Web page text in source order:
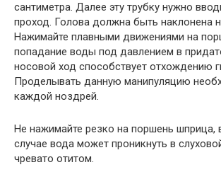
сантиметра. Далее эту трубку нужно
проход. Голова должна быть наклонена
Нажимайте плавными движениями на
попадание воды под давлением в
носовой ход способствует отхождению
Проделывать данную манипуляцию
каждой ноздрей.
Не нажимайте резко на поршень шприца,
случае вода может проникнуть в
чревато отитом.